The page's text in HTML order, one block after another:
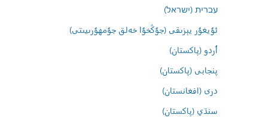
עברית (ישראל)
ئۇيغۇر يېزىقى (جۇڭخۇا خەلق جۇمھۇرىيىتى)
اُردو (پاکستان)
پنجابی (پاکستان)
درى (افغانستان)
سنڌي (پاکستان)